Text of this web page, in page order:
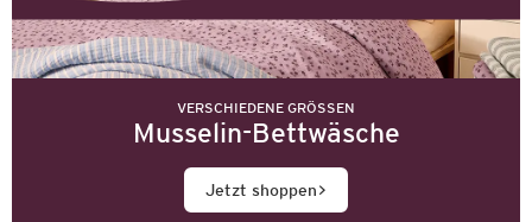
VERSCHIEDENE GRÖSSEN
Musselin-Bettwäsche
Jetzt shoppen